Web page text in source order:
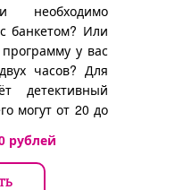
необходимо
банкетом? Или
у вас
часов? Для
детективный
могут от 20 до
рублей